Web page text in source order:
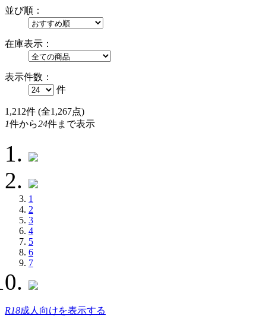
並び順：
在庫表示：
表示件数：
件
1,212件 (全1,267点)
1件から24件まで表示
1
2
3
4
5
6
7
R18成人向けを表示する